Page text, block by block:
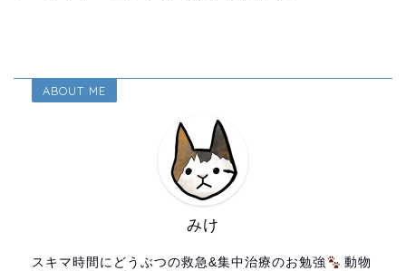
ABOUT ME
みけ
スキマ時間にどうぶつの救急&集中治療のお勉強
動物